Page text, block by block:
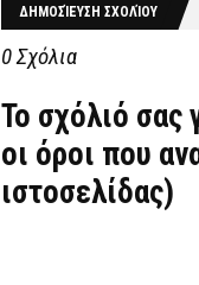
ΔΗΜΟΣΊΕΥΣΗ ΣΧΟΛΊΟΥ
0 Σχόλια
Το σχόλιό σας
οι όροι που
ιστοσελίδας)